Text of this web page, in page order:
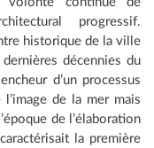
progressif.
historique de la ville
décennies du
d’un processus
de la mer mais
de l’élaboration
la première